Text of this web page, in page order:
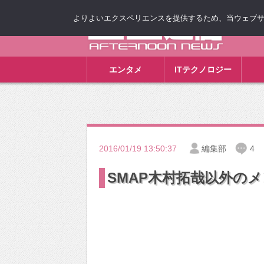
エンタメ ITテクノロジー
2016/01/19 13:50:37 編集部 4
SMAP木村拓哉以外の
よりよいエクスペリエンスを提供するため、当ウェ